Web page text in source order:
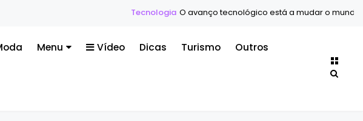
O avanço tecnológico está a mudar o mundo mais rápido do
Menu Vídeo Dicas Turismo Outros